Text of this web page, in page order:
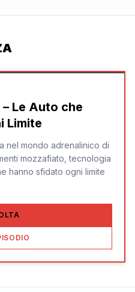
Le Auto che
Limite
nel mondo adrenalinico di
mozzafiato, tecnologia
hanno sfidato ogni limite